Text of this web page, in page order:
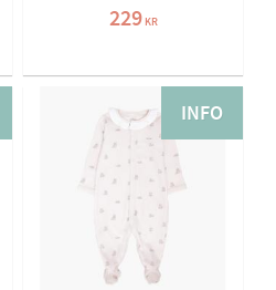
229KR
INFO